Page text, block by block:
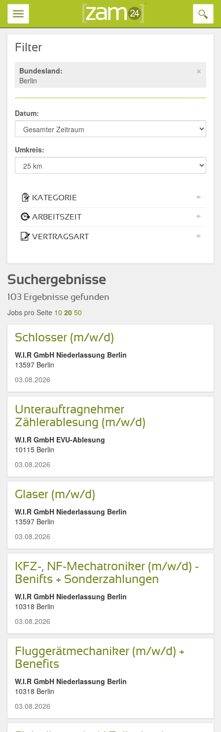
Toggle
Toggle
navigation
Filter
×
Bundesland:
Berlin
Datum:
Umkreis:
+
KATEGORIE
+
ARBEITSZEIT
+
VERTRAGSART
Suchergebnisse
103 Ergebnisse gefunden
Jobs pro Seite 10 20 50
Schlosser (m/w/d)
W.I.R GmbH Niederlassung Berlin
13597 Berlin
03.08.2026
Unterauftragnehmer
Zählerablesung (m/w/d)
W.I.R GmbH EVU-Ablesung
10115 Berlin
03.08.2026
Glaser (m/w/d)
W.I.R GmbH Niederlassung Berlin
13597 Berlin
03.08.2026
KFZ-, NF-Mechatroniker (m/w/d) -
Benifts + Sonderzahlungen
W.I.R GmbH Niederlassung Berlin
10318 Berlin
03.08.2026
Fluggerätmechaniker (m/w/d) +
Benefits
W.I.R GmbH Niederlassung Berlin
10318 Berlin
03.08.2026